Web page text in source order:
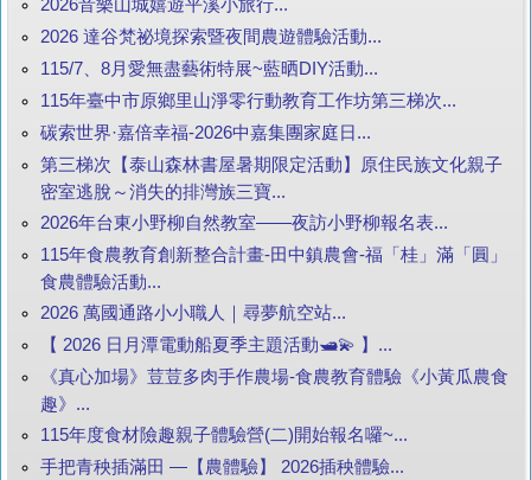
2026音樂山城嬉遊平溪小旅行...
2026 達谷梵祕境探索暨夜間農遊體驗活動...
115/7、8月愛無盡藝術特展~藍晒DIY活動...
115年臺中市原鄉里山淨零行動教育工作坊第三梯次...
碳索世界·嘉倍幸福-2026中嘉集團家庭日...
第三梯次【泰山森林書屋暑期限定活動】原住民族文化親子
密室逃脫～消失的排灣族三寶...
2026年台東小野柳自然教室——夜訪小野柳報名表...
115年食農教育創新整合計畫-田中鎮農會-福「桂」滿「圓」
食農體驗活動...
2026 萬國通路小小職人｜尋夢航空站...
【 2026 日月潭電動船夏季主題活動🛥️💫 】...
《真心加場》荳荳多肉手作農場-食農教育體驗《小黃瓜農食
趣》...
115年度食材險趣親子體驗營(二)開始報名囉~...
手把青秧插滿田 —【農體驗】 2026插秧體驗...